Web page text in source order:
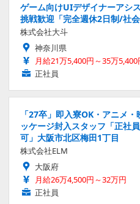
ゲーム向けUIデザイナーアシ
挑戦歓迎「完全週休2日制/社会
株式会社大斗
神奈川県
月給21万5,400円～35万5,400
正社員
「27卒」即入寮OK・アニメ
ッケージ封入スタッフ「正社
可」大阪市北区梅田1丁目
株式会社ELM
大阪府
月給26万4,500円～32万円
正社員